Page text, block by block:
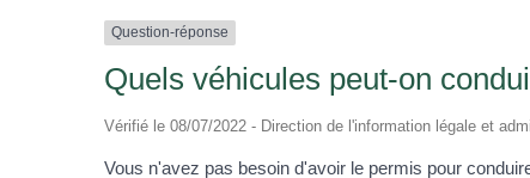
Question-réponse
Quels véhicules peut-on
Vérifié le 08/07/2022 - Direction de l'information légale et
Vous n'avez pas besoin d'avoir le permis pour